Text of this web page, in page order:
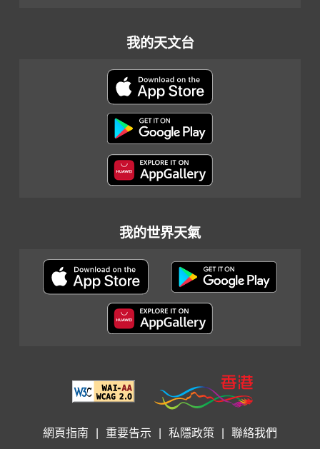
我的天文台
我的世界天氣
網頁指南 重要告示 私隱政策 聯絡我們